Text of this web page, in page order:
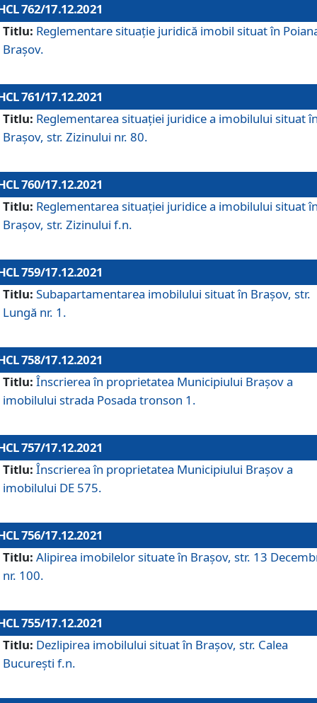
762/17.12.2021
Titlu: Reglementare situație juridică imobil situat în
Brașov.
761/17.12.2021
Titlu: Reglementarea situației juridice a imobilului situat
Brașov, str. Zizinului nr. 80.
760/17.12.2021
Titlu: Reglementarea situației juridice a imobilului situat
Brașov, str. Zizinului f.n.
759/17.12.2021
Titlu: Subapartamentarea imobilului situat în Brașov, str.
Lungă nr. 1.
758/17.12.2021
Titlu: Înscrierea în proprietatea Municipiului Brașov a
imobilului strada Posada tronson 1.
757/17.12.2021
Titlu: Înscrierea în proprietatea Municipiului Brașov a
imobilului DE 575.
756/17.12.2021
Titlu: Alipirea imobilelor situate în Brașov, str. 13
nr. 100.
755/17.12.2021
Titlu: Dezlipirea imobilului situat în Brașov, str. Calea
București f.n.